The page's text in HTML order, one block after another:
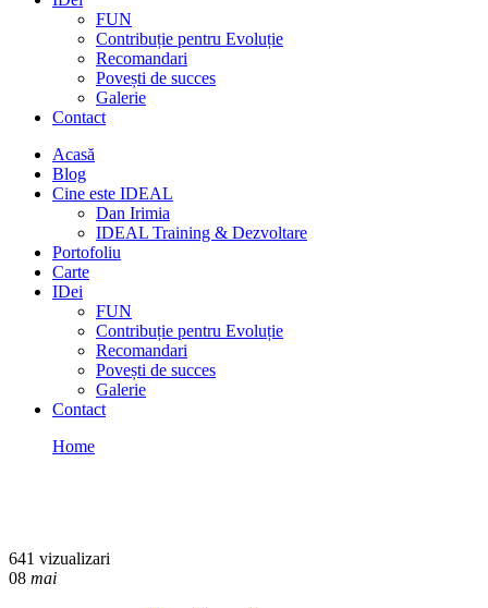
FUN
Contribuție pentru Evoluție
Recomandari
Povești de succes
Galerie
Contact
Acasă
Blog
Cine este IDEAL
Dan Irimia
IDEAL Training & Dezvoltare
Portofoliu
Carte
IDei
FUN
Contribuție pentru Evoluție
Recomandari
Povești de succes
Galerie
Contact
Home
641 vizualizari
08 mai